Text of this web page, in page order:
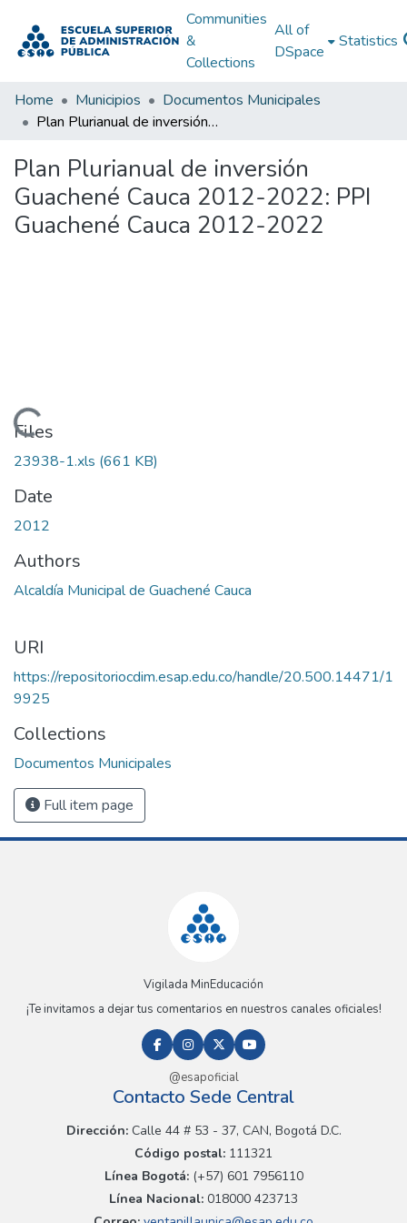
Communities
&
Collections
All of
DSpace
Statistics
Home Municipios
Documentos Municipales
Plan Plurianual de inversión Guachené Cauca 2012-2022: PPI Guachené Cauca 2012-2022
Plan Plurianual de inversión
Guachené Cauca 2012-2022: PPI
Guachené Cauca 2012-2022
Loading...
Files
23938-1.xls (661 KB)
Date
2012
Authors
Alcaldía Municipal de Guachené Cauca
URI
https://repositoriocdim.esap.edu.co/handle/20.500.14471/1
9925
Collections
Documentos Municipales
Full item page
Vigilada MinEducación
¡Te invitamos a dejar tus comentarios en nuestros canales oficiales!
@esapoficial
Contacto Sede Central
Dirección:Calle 44 # 53 - 37, CAN, Bogotá D.C.
Código postal: 111321
Línea Bogotá:(+57) 601 7956110
Línea Nacional: 018000 423713